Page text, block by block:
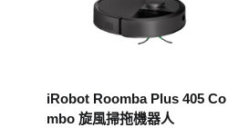
iRobot Roomba Plus 405 Co
mbo 旋風掃拖機器人